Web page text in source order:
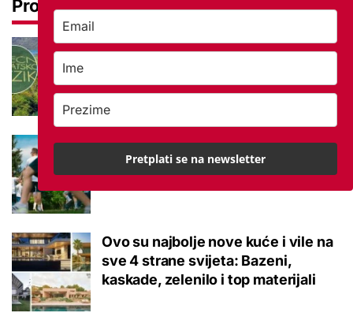
Pročitaj još
Tokom ili tijekom nastave? Ova
odgovor je zapravo jednostavan
Istraživanje otkrilo zabrinjavajuće
podatke: Djeca u 60 godina nisu
Ovo su najbolje nove kuće i vile na
sve 4 strane svijeta: Bazeni,
kaskade, zelenilo i top materijali
Pretplati se na newsletter